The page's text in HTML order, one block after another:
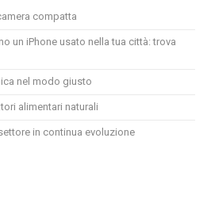
compatta
un iPhone usato nella tua città: trova
nel modo giusto
alimentari naturali
in continua evoluzione